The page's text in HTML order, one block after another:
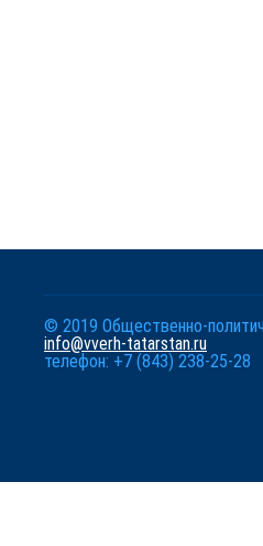
© 2019 Общественно-
info@vverh-tatarstan.ru
телефон: +7 (843) 238-25-28